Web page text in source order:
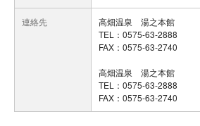
連絡先
高畑温泉 湯之本館
TEL：0575-63-2888
FAX：0575-63-2740
高畑温泉 湯之本館
TEL：0575-63-2888
FAX：0575-63-2740